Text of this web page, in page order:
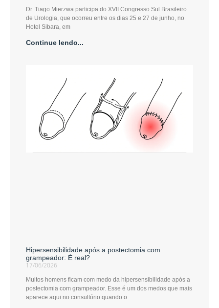
Dr. Tiago Mierzwa participa do XVII Congresso Sul Brasileiro
de Urologia, que ocorreu entre os dias 25 e 27 de junho, no
Hotel Sibara, em
Continue lendo...
Hipersensibilidade após a postectomia com
grampeador: É real?
17/06/2026
Muitos homens ficam com medo da hipersensibilidade após a
postectomia com grampeador. Esse é um dos medos que mais
aparece aqui no consultório quando o